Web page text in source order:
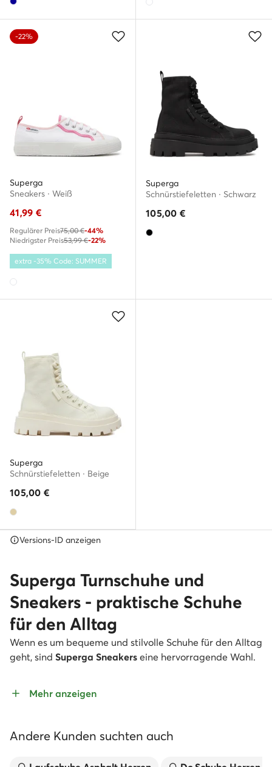
-22%
Superga
Sneakers · Weiß
41,99 €
Regulärer Preis75,00 €-44%
Niedrigster Preis53,99 €-22%
extra -35% Code: SUMMER
Superga
Schnürstiefeletten · Schwarz
105,00 €
Superga
Schnürstiefeletten · Beige
105,00 €
Versions-ID anzeigen
Superga Turnschuhe und
Sneakers - praktische Schuhe
für den Alltag
Wenn es um bequeme und stilvolle Schuhe für den Alltag
geht, sind Superga Sneakers eine hervorragende Wahl.
trendigen Schuhe. Egal, ob Sie einen Spaziergang im
unterwegs sind,Superga Sneakers
bieten Komfort und
Mehr anzeigen
Andere Kunden suchten auch